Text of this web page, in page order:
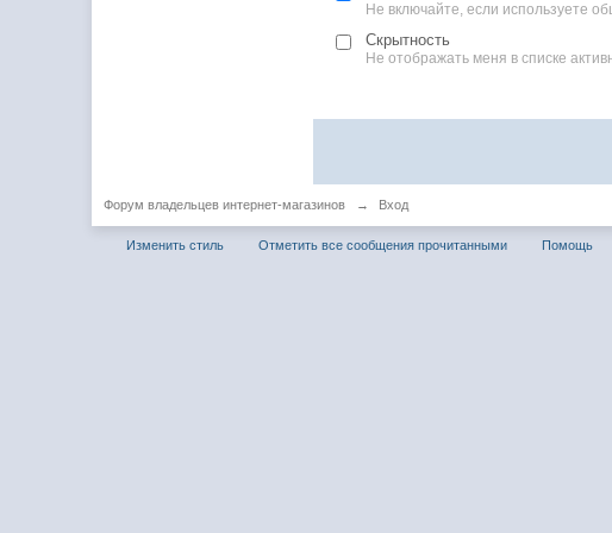
Не включайте, если используете
Скрытность
Не отображать меня в списке
Форум владельцев интернет-магазинов → Вход
Изменить стиль Отметить все сообщения прочитанными Помощь